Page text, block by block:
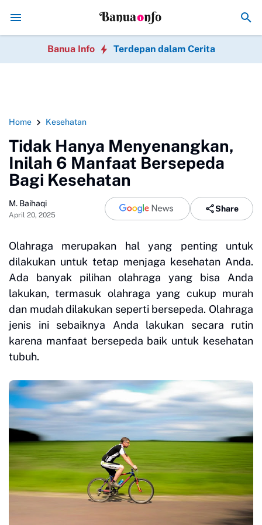
Hindari 7 Kesalahan Bisnis Online Pemula
Banua Info Terdepan dalam Cerita
Home Kesehatan
Tidak Hanya Menyenangkan,
Inilah 6 Manfaat Bersepeda
Bagi Kesehatan
M. Baihaqi
April 20, 2025
Share
Olahraga merupakan hal yang penting untuk
dilakukan untuk tetap menjaga kesehatan Anda.
Ada banyak pilihan olahraga yang bisa Anda
lakukan, termasuk olahraga yang cukup murah
dan mudah dilakukan seperti bersepeda. Olahraga
jenis ini sebaiknya Anda lakukan secara rutin
karena manfaat bersepeda baik untuk kesehatan
tubuh.